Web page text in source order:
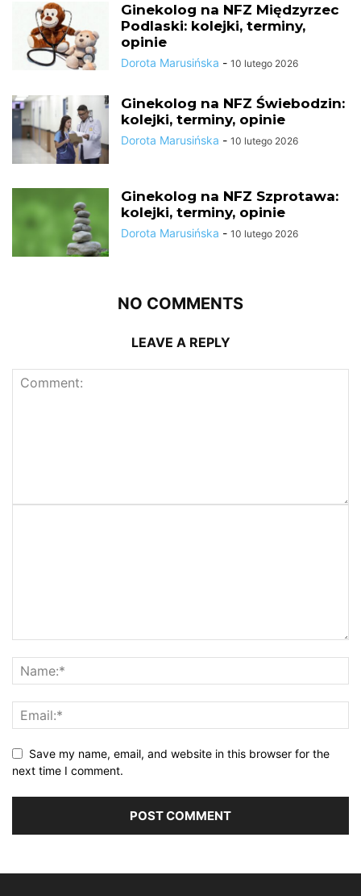
Ginekolog na NFZ Międzyrzec
Podlaski: kolejki, terminy,
opinie
Dorota Marusińska - 10 lutego 2026
Ginekolog na NFZ Świebodzin:
kolejki, terminy, opinie
Dorota Marusińska - 10 lutego 2026
Ginekolog na NFZ Szprotawa:
kolejki, terminy, opinie
Dorota Marusińska - 10 lutego 2026
NO COMMENTS
LEAVE A REPLY
Save my name, email, and website in this browser for the
next time I comment.